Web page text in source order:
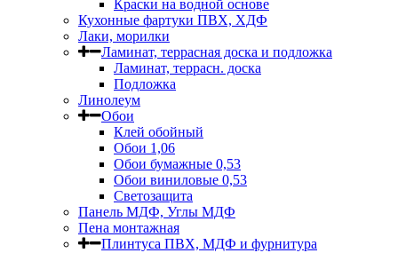
Краски на водной основе
Кухонные фартуки ПВХ, ХДФ
Лаки, морилки
Ламинат, террасная доска и подложка
Ламинат, террасн. доска
Подложка
Линолеум
Обои
Клей обойный
Обои 1,06
Обои бумажные 0,53
Обои виниловые 0,53
Светозащита
Панель МДФ, Углы МДФ
Пена монтажная
Плинтуса ПВХ, МДФ и фурнитура